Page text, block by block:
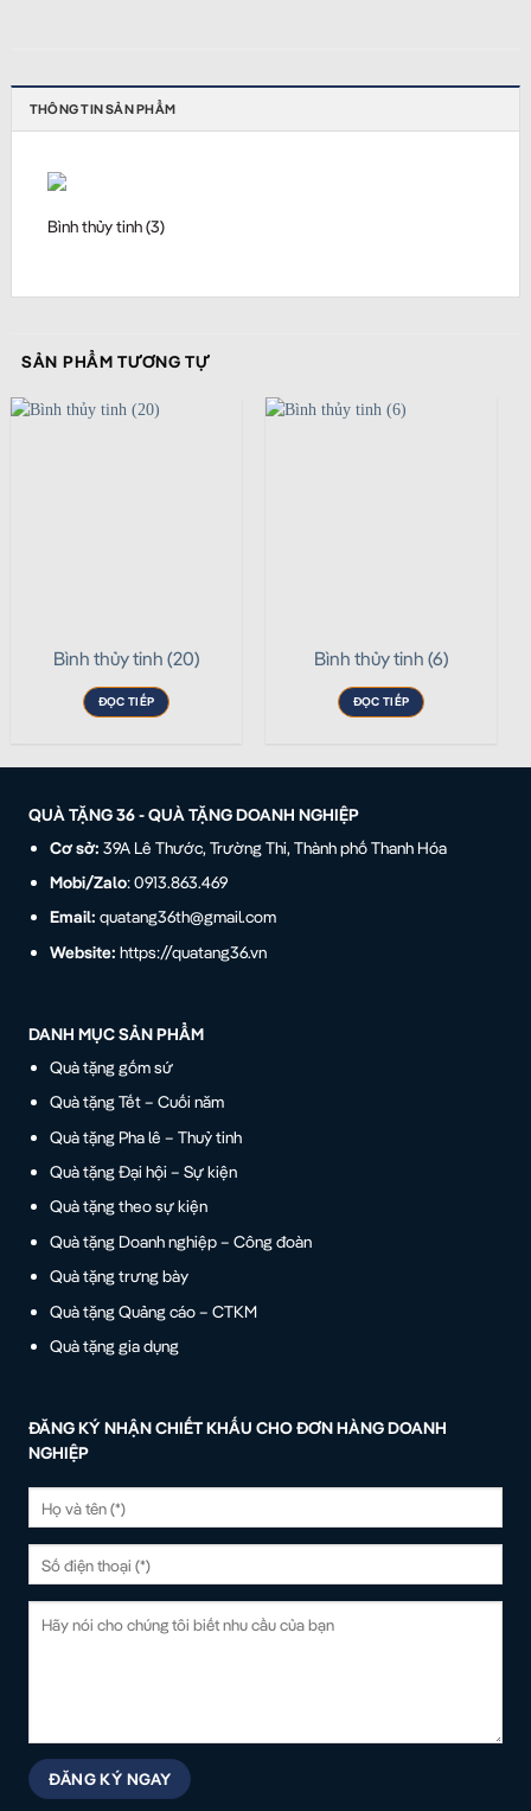
THÔNG TIN SẢN PHẨM
Bình thủy tinh (3)
SẢN PHẨM TƯƠNG TỰ
Bình thủy tinh (20)
ĐỌC TIẾP
Bình thủy tinh (6)
ĐỌC TIẾP
QUÀ TẶNG 36 - QUÀ TẶNG DOANH NGHIỆP
Cơ sở:39A Lê Thước, Trường Thi, Thành phố Thanh Hóa
Mobi/Zalo: 0913.863.469
Email: quatang36th@gmail.com
Website: https://quatang36.vn
DANH MỤC SẢN PHẨM
Quà tặng gốm sứ
Quà tặng Tết – Cuối năm
Quà tặng Pha lê – Thuỷ tinh
Quà tặng Đại hội – Sự kiện
Quà tặng theo sự kiện
Quà tặng Doanh nghiệp – Công đoàn
Quà tặng trưng bày
Quà tặng Quảng cáo – CTKM
Quà tặng gia dụng
ĐĂNG KÝ NHẬN CHIẾT KHẤU CHO ĐƠN HÀNG DOANH
NGHIỆP